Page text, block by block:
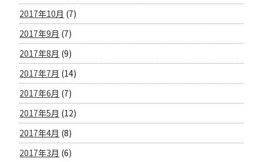
2017年10月 (7)
2017年9月 (7)
2017年8月 (9)
2017年7月 (14)
2017年6月 (7)
2017年5月 (12)
2017年4月 (8)
2017年3月 (6)